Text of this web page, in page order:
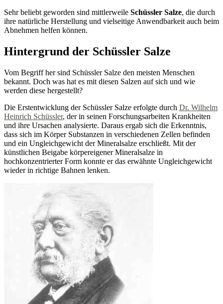
Sehr beliebt geworden sind mittlerweile Schüssler Salze, die durch
ihre natürliche Herstellung und vielseitige Anwendbarkeit auch beim
Abnehmen helfen können.
Hintergrund der Schüssler Salze
Vom Begriff her sind Schüssler Salze den meisten Menschen
bekannt. Doch was hat es mit diesen Salzen auf sich und wie
werden diese hergestellt?
Die Erstentwicklung der Schüssler Salze erfolgte durch Dr. Wilhelm
Heinrich Schüssler, der in seinen Forschungsarbeiten Krankheiten
und ihre Ursachen analysierte. Daraus ergab sich die Erkenntnis,
dass sich im Körper Substanzen in verschiedenen Zellen befinden
und ein Ungleichgewicht der Mineralsalze erschließt. Mit der
künstlichen Beigabe körpereigener Mineralsalze in
hochkonzentrierter Form konnte er das erwähnte Ungleichgewicht
wieder in richtige Bahnen lenken.